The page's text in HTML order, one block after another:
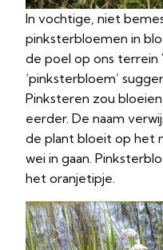
In vochtige, niet
pinksterbloemen in
de poel op ons terrein
‘pinksterbloem’
Pinksteren zou
eerder. De naam
de plant bloeit op het
wei in gaan.
het oranjetipje.